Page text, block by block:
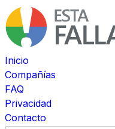
Inicio
Compañías
FAQ
Privacidad
Contacto